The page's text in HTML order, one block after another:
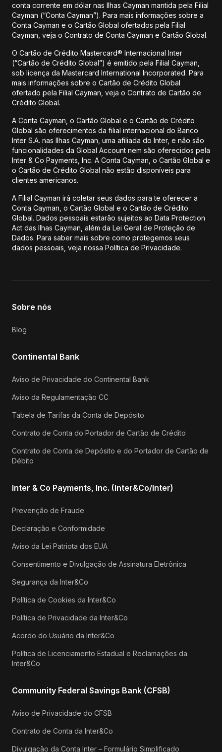
conta corrente em dólar nas Ilhas Cayman mantida pela Filial
Cayman (“Conta Cayman”). Para mais informações sobre a
Conta Cayman e o Cartão Global ofertados pela Filial
Cayman, veja o Contrato de Conta Cayman e Cartão Global.
O Cartão de Crédito Mastercard® Internacional Inter
(“Cartão de Crédito Global”) é emitido pela Filial Cayman,
sob licença da Mastercard International Incorporated. Para
mais informações sobre o Cartão de Crédito Global
ofertado pela Filial Cayman, veja o Contrato de Cartão de
Crédito Global.
A Conta Cayman, o Cartão Global e o Cartão de Crédito
Global são oferecimentos da filial internacional do Banco
Inter S.A. nas Ilhas Cayman, uma afiliada do Inter, e não são
funcionalidades da Global Account nem são oferecidos pela
Inter & Co Payments, Inc. A Conta Cayman, o Cartão Global e
o Cartão de Crédito Global não estão disponíveis para
clientes americanos.
A Filial Cayman irá coletar seus dados para te oferecer a
Conta Cayman, o Cartão Global e o Cartão de Crédito
Global. Dados pessoais estarão sujeitos ao Data Protection
Act das Ilhas Cayman, além da Lei Geral de Proteção de
Dados. Para saber mais sobre como protegemos seus
dados pessoais, veja nossa Política de Privacidade.
Sobre nós
Blog
Continental Bank
Aviso de Privacidade do Continental Bank
Aviso da Regulamentação CC
Tabela de Tarifas da Conta de Depósito
Contrato de Conta do Portador de Cartão de Crédito
Contrato de Conta de Depósito e do Portador de Cartão de
Débito
Inter & Co Payments, Inc. (Inter&Co/Inter)
Prevenção de Fraude
Declaração e Conformidade
Aviso da Lei Patriota dos EUA
Consentimento e Divulgação de Assinatura Eletrônica
Segurança da Inter&Co
Política de Cookies da Inter&Co
Política de Privacidade da Inter&Co
Acordo do Usuário da Inter&Co
Política de Licenciamento Estadual e Reclamações da
Inter&Co
Community Federal Savings Bank (CFSB)
Aviso de Privacidade do CFSB
Contrato de Conta da Inter&Co
Divulgação da Conta Inter – Formulário Simplificado